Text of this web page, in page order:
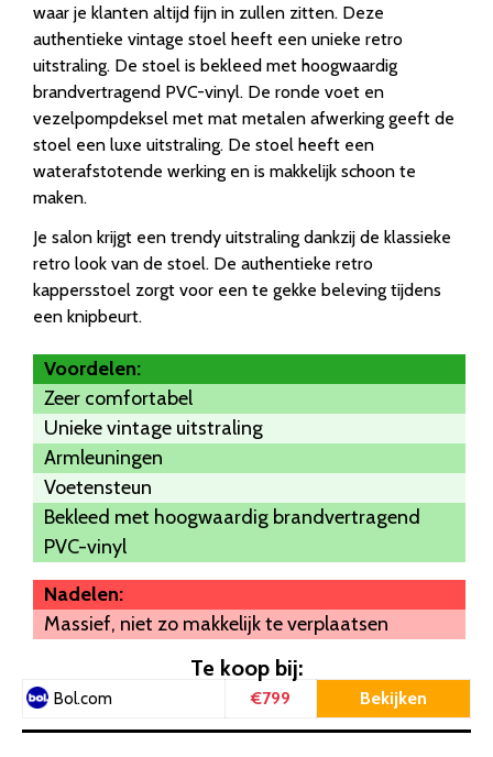
waar je klanten altijd fijn in zullen zitten. Deze
authentieke vintage stoel heeft een unieke retro
uitstraling. De stoel is bekleed met hoogwaardig
brandvertragend PVC-vinyl. De ronde voet en
vezelpompdeksel met mat metalen afwerking geeft de
stoel een luxe uitstraling. De stoel heeft een
waterafstotende werking en is makkelijk schoon te
maken.
Je salon krijgt een trendy uitstraling dankzij de klassieke
retro look van de stoel. De authentieke retro
kappersstoel zorgt voor een te gekke beleving tijdens
een knipbeurt.
Voordelen:
Zeer comfortabel
Unieke vintage uitstraling
Armleuningen
Voetensteun
Bekleed met hoogwaardig brandvertragend
PVC-vinyl
Nadelen:
Massief, niet zo makkelijk te verplaatsen
Te koop bij:
Bol.com €799 Bekijken